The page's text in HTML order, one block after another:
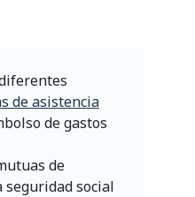
de asistencia
de gastos
de
social